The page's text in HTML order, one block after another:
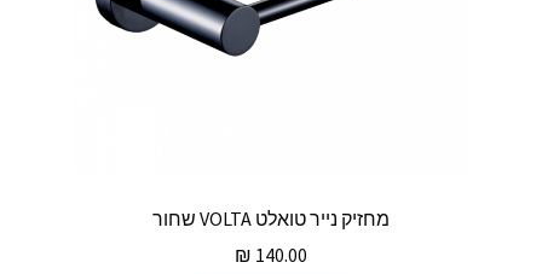
מחזיק נייר טואלט VOLTA שחור
₪ 140.00